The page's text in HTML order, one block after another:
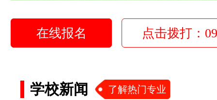
在线报名 点击拨打：
学校新闻 了解热门专业